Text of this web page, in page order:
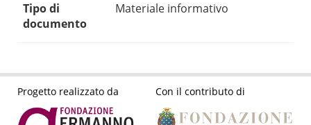
Tipo di
documento
Materiale informativo
Progetto realizzato da Con il contributo di